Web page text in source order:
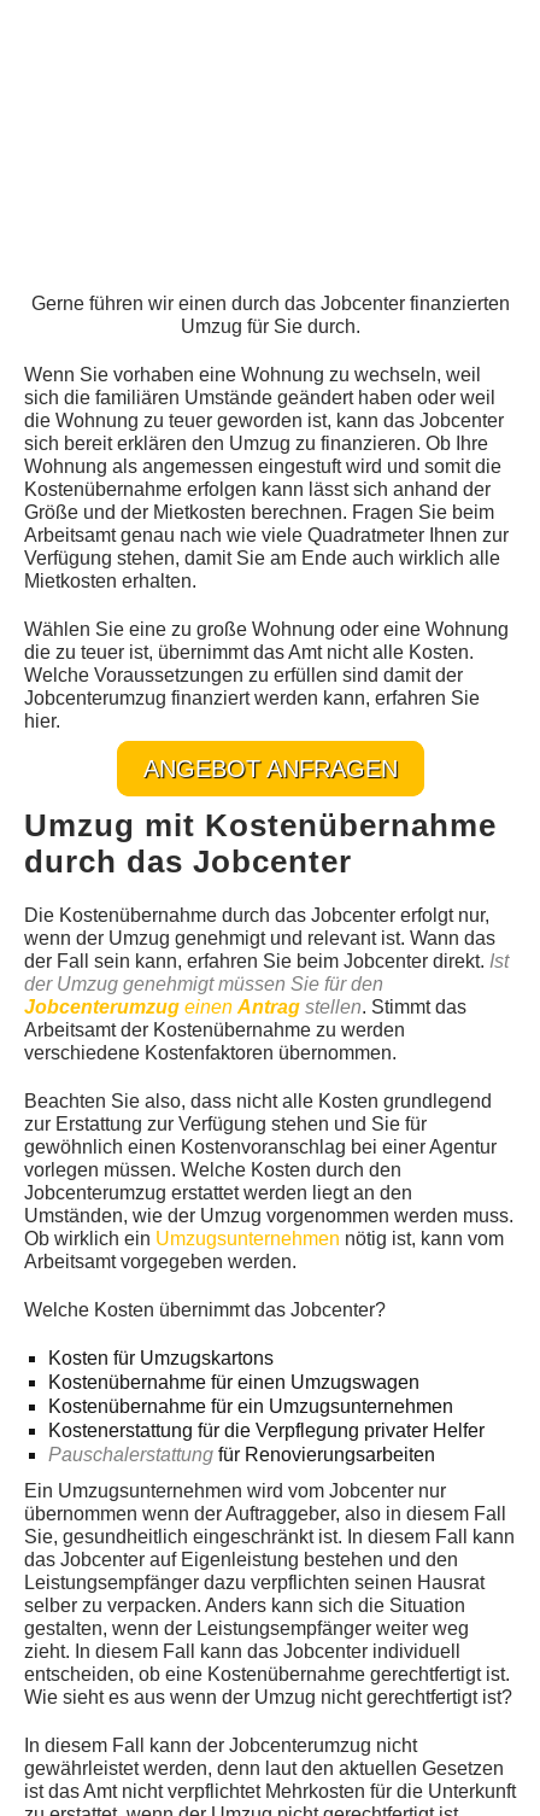
Gerne führen wir einen durch das Jobcenter finanzierten
Umzug für Sie durch.
Wenn Sie vorhaben eine Wohnung zu wechseln, weil
sich die familiären Umstände geändert haben oder weil
die Wohnung zu teuer geworden ist, kann das Jobcenter
sich bereit erklären den Umzug zu finanzieren. Ob Ihre
Wohnung als angemessen eingestuft wird und somit die
Kostenübernahme erfolgen kann lässt sich anhand der
Größe und der Mietkosten berechnen. Fragen Sie beim
Arbeitsamt genau nach wie viele Quadratmeter Ihnen zur
Verfügung stehen, damit Sie am Ende auch wirklich alle
Mietkosten erhalten.
Wählen Sie eine zu große Wohnung oder eine Wohnung
die zu teuer ist, übernimmt das Amt nicht alle Kosten.
Welche Voraussetzungen zu erfüllen sind damit der
Jobcenterumzug finanziert werden kann, erfahren Sie
hier.
ANGEBOT ANFRAGEN
Umzug mit Kostenübernahme
durch das Jobcenter
Die Kostenübernahme durch das Jobcenter erfolgt nur,
wenn der Umzug genehmigt und relevant ist. Wann das
der Fall sein kann, erfahren Sie beim Jobcenter direkt. Ist
der Umzug genehmigt müssen Sie für den
Jobcenterumzug einen Antrag stellen. Stimmt das
Arbeitsamt der Kostenübernahme zu werden
verschiedene Kostenfaktoren übernommen.
Beachten Sie also, dass nicht alle Kosten grundlegend
zur Erstattung zur Verfügung stehen und Sie für
gewöhnlich einen Kostenvoranschlag bei einer Agentur
vorlegen müssen. Welche Kosten durch den
Jobcenterumzug erstattet werden liegt an den
Umständen, wie der Umzug vorgenommen werden muss.
Ob wirklich ein Umzugsunternehmen nötig ist, kann vom
Arbeitsamt vorgegeben werden.
Welche Kosten übernimmt das Jobcenter?
Kosten für Umzugskartons
Kostenübernahme für einen Umzugswagen
Kostenübernahme für ein Umzugsunternehmen
Kostenerstattung für die Verpflegung privater Helfer
Pauschalerstattung für Renovierungsarbeiten
Ein Umzugsunternehmen wird vom Jobcenter nur
übernommen wenn der Auftraggeber, also in diesem Fall
Sie, gesundheitlich eingeschränkt ist. In diesem Fall kann
das Jobcenter auf Eigenleistung bestehen und den
Leistungsempfänger dazu verpflichten seinen Hausrat
selber zu verpacken. Anders kann sich die Situation
gestalten, wenn der Leistungsempfänger weiter weg
zieht. In diesem Fall kann das Jobcenter individuell
entscheiden, ob eine Kostenübernahme gerechtfertigt ist.
Wie sieht es aus wenn der Umzug nicht gerechtfertigt ist?
In diesem Fall kann der Jobcenterumzug nicht
gewährleistet werden, denn laut den aktuellen Gesetzen
ist das Amt nicht verpflichtet Mehrkosten für die Unterkunft